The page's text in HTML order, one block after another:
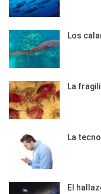
Los
La
La
El